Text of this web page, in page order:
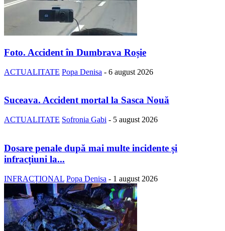
Foto. Accident în Dumbrava Roșie
ACTUALITATE Popa Denisa - 6 august 2026
Suceava. Accident mortal la Sasca Nouă
ACTUALITATE Sofronia Gabi - 5 august 2026
Dosare penale după mai multe incidente și
infracțiuni la...
INFRACȚIONAL Popa Denisa - 1 august 2026